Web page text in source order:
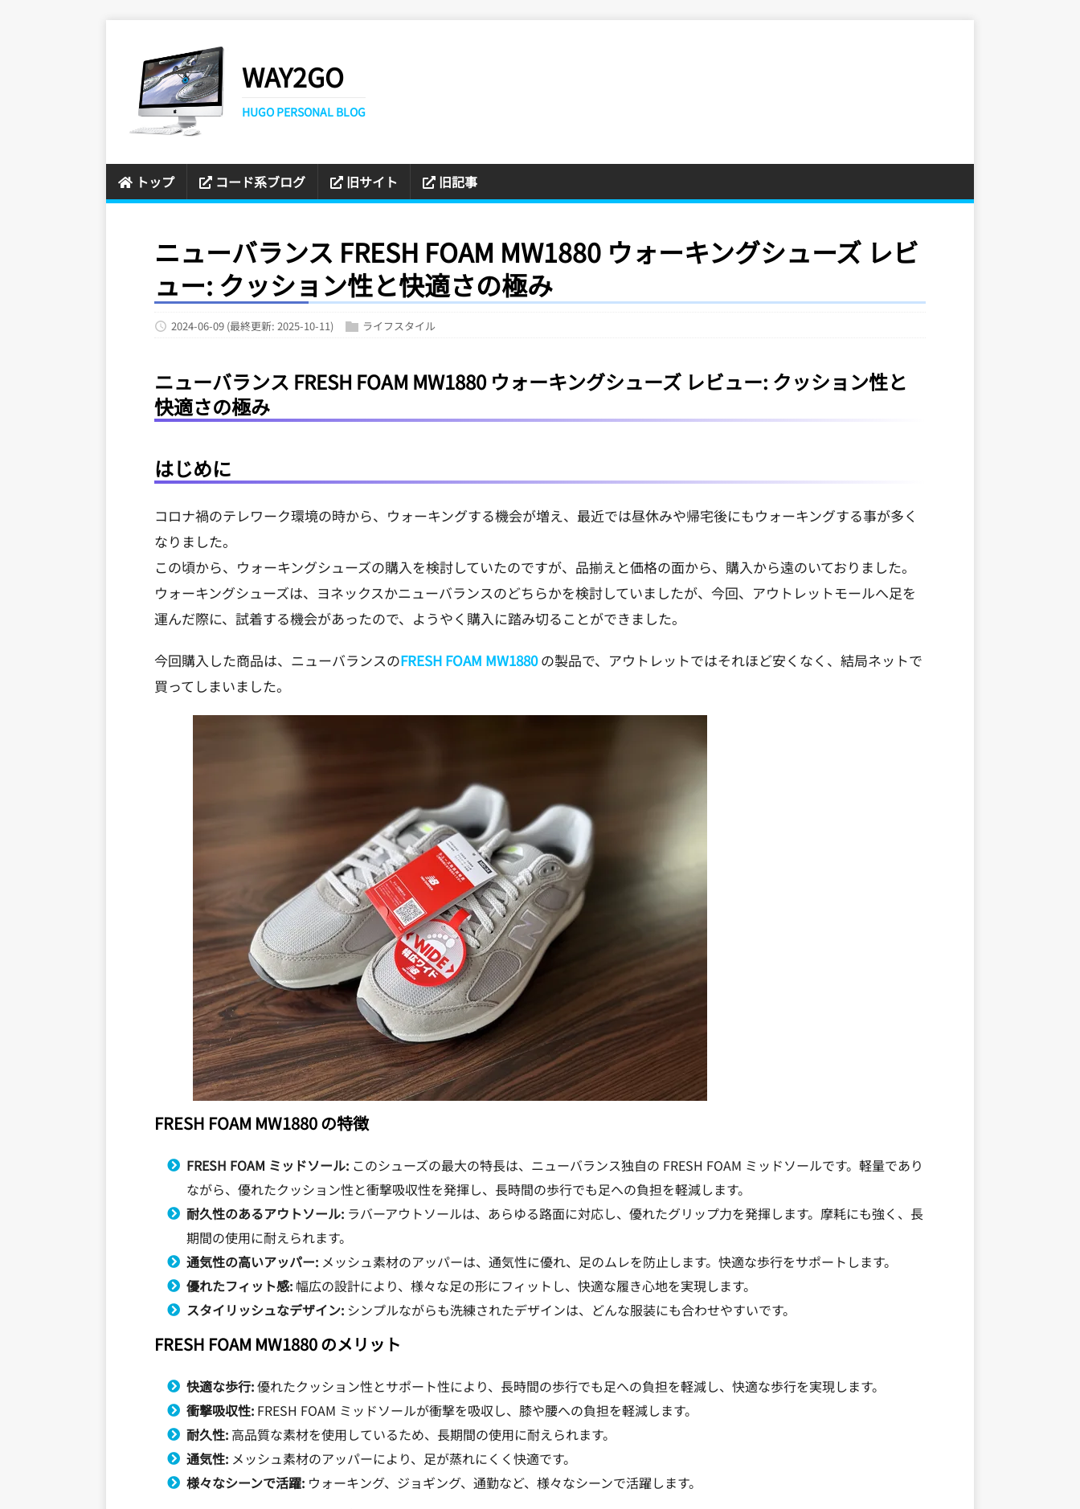
WAY2GO
HUGO PERSONAL BLOG
トップ コード系ブログ 旧サイト 旧記事
ニューバランス FRESH FOAM MW1880 ウォーキングシューズ レビ
ュー: クッション性と快適さの極み
2024-06-09 (最終更新: 2025-10-11) ライフスタイル
ニューバランス FRESH FOAM MW1880 ウォーキングシューズ レビュー: クッション性と
快適さの極み
はじめに
コロナ禍のテレワーク環境の時から、ウォーキングする機会が増え、最近では昼休みや帰宅後にもウォーキングする事が多く
なりました。
この頃から、ウォーキングシューズの購入を検討していたのですが、品揃えと価格の面から、購入から遠のいておりました。
ウォーキングシューズは、ヨネックスかニューバランスのどちらかを検討していましたが、今回、アウトレットモールへ足を
運んだ際に、試着する機会があったので、ようやく購入に踏み切ることができました。
今回購入した商品は、ニューバランスのFRESH FOAM MW1880の製品で、アウトレットではそれほど安くなく、結局ネットで
買ってしまいました。
FRESH FOAM MW1880 の特徴
FRESH FOAM ミッドソール: このシューズの最大の特長は、ニューバランス独自の FRESH FOAM ミッドソールです。軽量であり
ながら、優れたクッション性と衝撃吸収性を発揮し、長時間の歩行でも足への負担を軽減します。
耐久性のあるアウトソール: ラバーアウトソールは、あらゆる路面に対応し、優れたグリップ力を発揮します。摩耗にも強く、長
期間の使用に耐えられます。
通気性の高いアッパー: メッシュ素材のアッパーは、通気性に優れ、足のムレを防止します。快適な歩行をサポートします。
優れたフィット感: 幅広の設計により、様々な足の形にフィットし、快適な履き心地を実現します。
スタイリッシュなデザイン: シンプルながらも洗練されたデザインは、どんな服装にも合わせやすいです。
FRESH FOAM MW1880 のメリット
快適な歩行:優れたクッション性とサポート性により、長時間の歩行でも足への負担を軽減し、快適な歩行を実現します。
衝撃吸収性: FRESH FOAM ミッドソールが衝撃を吸収し、膝や腰への負担を軽減します。
耐久性: 高品質な素材を使用しているため、長期間の使用に耐えられます。
通気性: メッシュ素材のアッパーにより、足が蒸れにくく快適です。
様々なシーンで活躍: ウォーキング、ジョギング、通勤など、様々なシーンで活躍します。